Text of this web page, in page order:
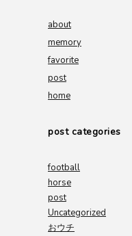
about
memory
favorite
post
home
post categories
football
horse
post
Uncategorized
おウチ